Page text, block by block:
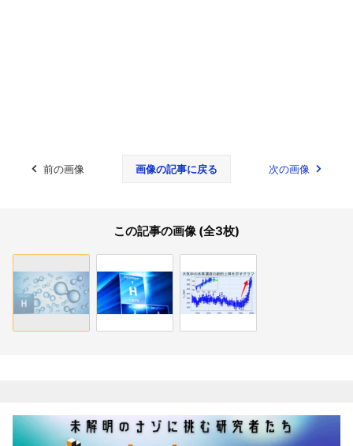
前の画像 画像の記事に戻る 次の画像
この記事の画像 (全3枚)